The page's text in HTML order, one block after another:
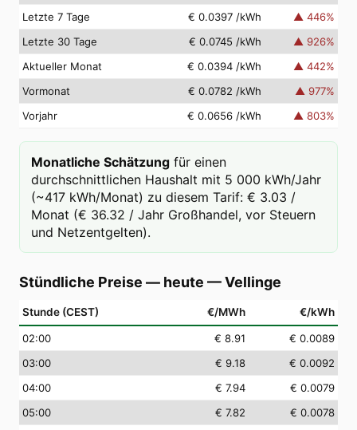
Letzte 7 Tage
€ 0.0397 /kWh ▲ 446%
Letzte 30 Tage
€ 0.0745 /kWh ▲ 926%
Aktueller Monat
€ 0.0394 /kWh ▲ 442%
Vormonat
€ 0.0782 /kWh ▲ 977%
Vorjahr
€ 0.0656 /kWh ▲ 803%
Monatliche Schätzung für einen
durchschnittlichen Haushalt mit 5 000 kWh/Jahr
(~417 kWh/Monat) zu diesem Tarif: € 3.03 /
Monat (€ 36.32 / Jahr Großhandel, vor Steuern
und Netzentgelten).
Stündliche Preise — heute —Vellinge
Stunde (CEST) €/MWh €/kWh
02:00 € 8.91
€ 0.0089
03:00 € 9.18
€ 0.0092
04:00 € 7.94
€ 0.0079
05:00 € 7.82
€ 0.0078